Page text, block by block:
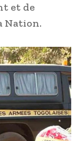
et de
Nation.